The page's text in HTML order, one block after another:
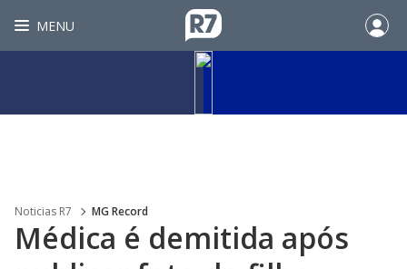
MENU
Noticias R7 MG Record
Médica é demitida após